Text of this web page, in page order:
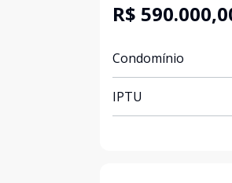
R$
Condomínio
IPTU